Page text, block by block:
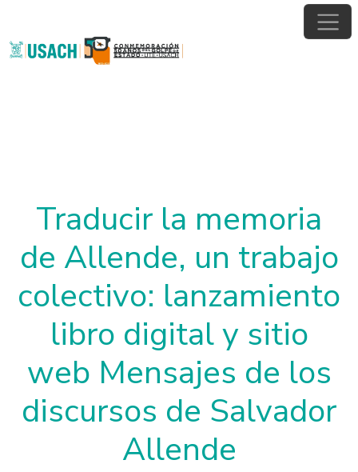
Traducir la memoria
de Allende, un trabajo
colectivo: lanzamiento
libro digital y sitio
web Mensajes de los
discursos de Salvador
Allende